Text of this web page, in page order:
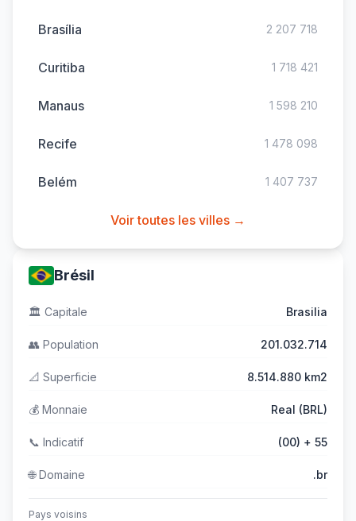
Brasília 2 207 718
Curitiba 1 718 421
Manaus 1 598 210
Recife 1 478 098
Belém 1 407 737
Voir toutes les villes →
Brésil
🏛️ Capitale Brasilia
👥 Population 201.032.714
📐 Superficie 8.514.880 km2
💰 Monnaie Real (BRL)
📞 Indicatif (00) + 55
🌐Domaine .br
Pays voisins